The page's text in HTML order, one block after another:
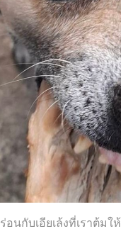
ร่อนกับเอียเล้งที่เราต้มให้